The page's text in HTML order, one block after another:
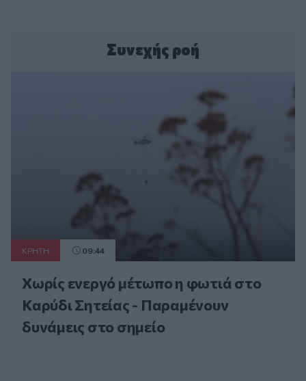
Συνεχής ροή
ΚΡΗΤΗ 09:44
Χωρίς ενεργό μέτωπο η φωτιά στο
Καρύδι Σητείας - Παραμένουν
δυνάμεις στο σημείο